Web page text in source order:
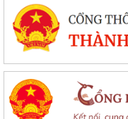
Đặc khu Cát Hải quyết
NQ/TU, tạo động lực tăng
Đặc khu Cát Hải đẩy mạnh
phá về khoa học, công nghệ